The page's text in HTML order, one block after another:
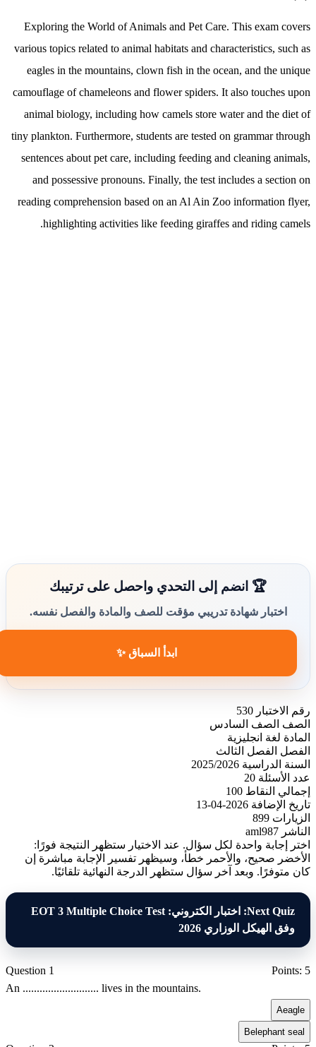
Exploring the World of Animals and Pet Care. This exam covers
various topics related to animal habitats and characteristics, such as
eagles in the mountains, clown fish in the ocean, and the unique
camouflage of chameleons and flower spiders. It also touches upon
animal biology, including how camels store water and the diet of
tiny plankton. Furthermore, students are tested on grammar through
sentences about pet care, including feeding and cleaning animals,
and possessive pronouns. Finally, the test includes a section on
reading comprehension based on an Al Ain Zoo information flyer,
highlighting activities like feeding giraffes and riding camels.
🏆 انضم إلى التحدي واحصل على ترتيبك
اختبار شهادة تدريبي مؤقت للصف والمادة والفصل نفسه.
ابدأ السباق ✨
رقم الاختبار 530
الصف
الصف السادس
المادة لغة انجليزية
الفصل
الفصل الثالث
السنة الدراسية 2025/2026
عدد الأسئلة 20
إجمالي النقاط 100
تاريخ الإضافة 2026-04-13
الزيارات 899
الناشر aml987
اختر إجابة واحدة لكل سؤال. عند الاختيار ستظهر النتيجة فورًا:
الأخضر صحيح، والأحمر خطأ، وسيظهر تفسير الإجابة مباشرة إن
كان متوفرًا. وبعد آخر سؤال ستظهر الدرجة النهائية تلقائيًا.
Next Quiz: اختبار الكتروني: EOT 3 Multiple Choice Test
وفق الهيكل الوزاري 2026
Question 1
Points: 5
An ........................... lives in the mountains.
Aeagle
Belephant seal